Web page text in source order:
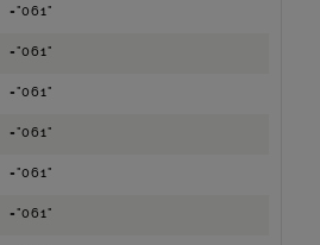
="061"
="061"
="061"
="061"
="061"
="061"